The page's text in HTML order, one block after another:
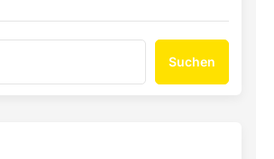
Suchen